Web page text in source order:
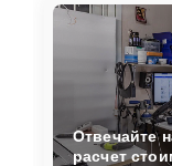
Отвечайте
расчет